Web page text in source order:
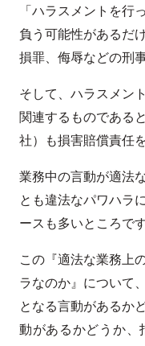
「ハラスメントを行
負う可能性があるだ
損罪、侮辱などの刑
そして、ハラスメン
関連するものである
社）も損害賠償責任
業務中の言動が適法
とも違法なパワハラ
ースも多いところです
この『適法な業務上
ラなのか』について
となる言動があるか
動があるかどうか、